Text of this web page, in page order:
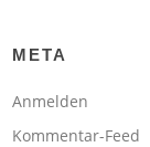
META
Anmelden
Kommentar-Feed